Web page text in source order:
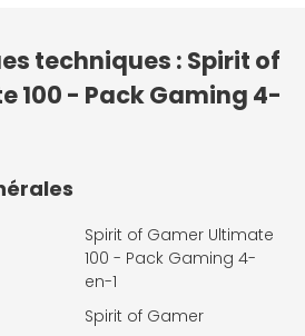
techniques : Spirit of
100 - Pack Gaming 4-
Spirit of Gamer Ultimate
100 - Pack Gaming 4-
en-1
Spirit of Gamer